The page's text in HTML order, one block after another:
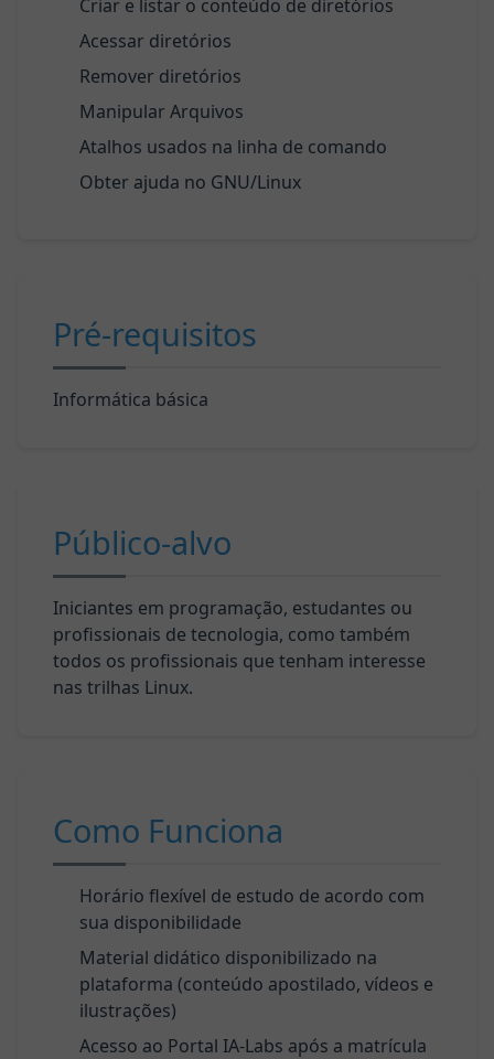
Criar e listar o conteúdo de diretórios
Acessar diretórios
Remover diretórios
Manipular Arquivos
Atalhos usados na linha de comando
Obter ajuda no GNU/Linux
Pré-requisitos
Informática básica
Público-alvo
Iniciantes em programação, estudantes ou
profissionais de tecnologia, como também
todos os profissionais que tenham interesse
nas trilhas Linux.
Como Funciona
Horário flexível de estudo de acordo com
sua disponibilidade
Material didático disponibilizado na
plataforma (conteúdo apostilado, vídeos e
ilustrações)
Acesso ao Portal IA-Labs após a matrícula